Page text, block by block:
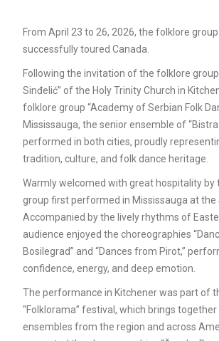
From April 23 to 26, 2026, the folklore group
successfully toured Canada.
Following the invitation of the folklore
Sinđelić” of the Holy Trinity Church in
folklore group “Academy of Serbian Folk
Mississauga, the senior ensemble of “Bistra
performed in both cities, proudly
tradition, culture, and folk dance heritage.
Warmly welcomed with great hospitality by
group first performed in Mississauga at the
Accompanied by the lively rhythms of
audience enjoyed the choreographies
Bosilegrad” and “Dances from Pirot,”
confidence, energy, and deep emotion.
The performance in Kitchener was part of
“Folklorama” festival, which brings
ensembles from the region and across